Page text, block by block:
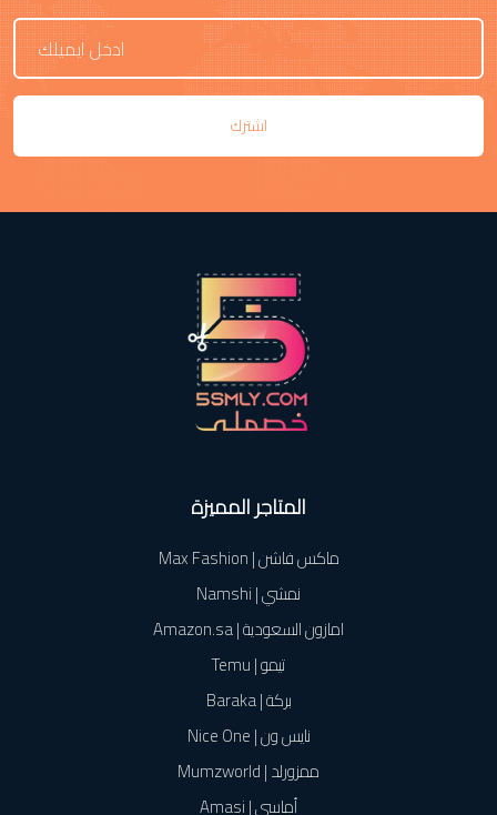
اشترك
المتاجر المميزة
ماكس فاشن | Max Fashion
نمشي | Namshi
امازون السعودية | Amazon.sa
تيمو | Temu
بركة | Baraka
نايس ون | Nice One
ممزورلد | Mumzworld
أماسي | Amasi